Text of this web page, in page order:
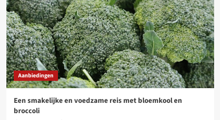
Aanbiedingen
Een smakelijke en voedzame reis met bloemkool en
broccoli